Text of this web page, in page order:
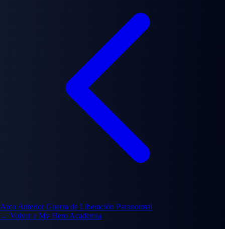
Arco Anterior Guerra de Liberación Paranormal
← Volver a My Hero Academia